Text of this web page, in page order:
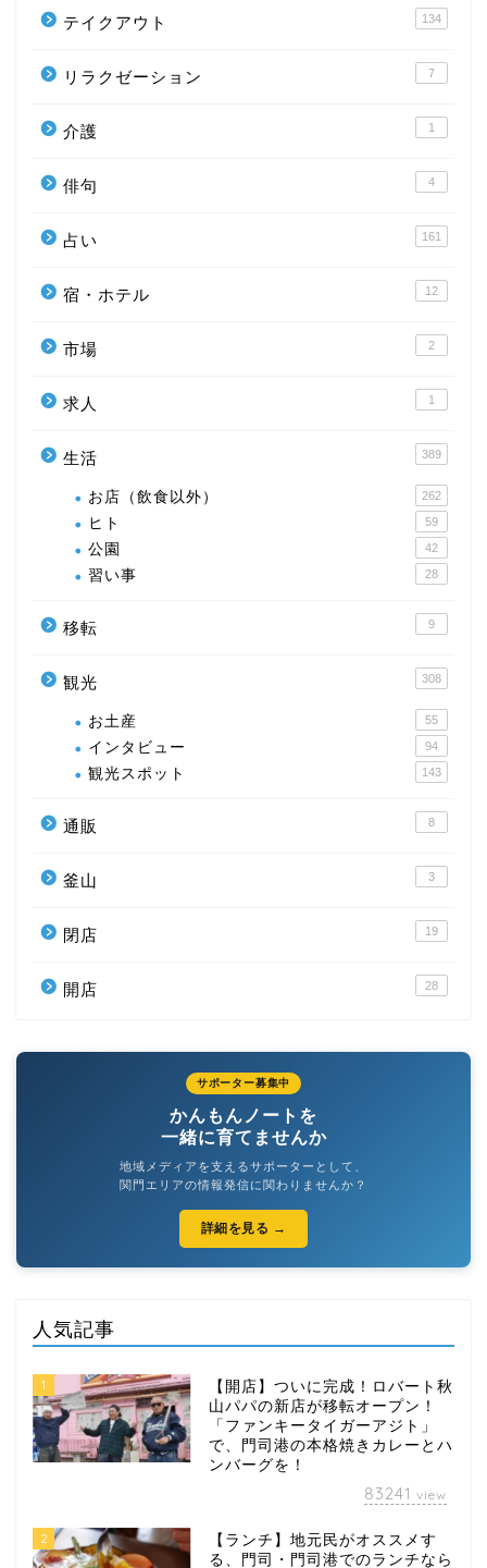
テイクアウト 134
リラクゼーション 7
介護 1
俳句 4
占い 161
宿・ホテル 12
市場 2
求人 1
生活 389
お店（飲食以外） 262
ヒト 59
公園 42
習い事 28
移転 9
観光 308
お土産 55
インタビュー 94
観光スポット 143
通販 8
釜山 3
閉店 19
開店 28
サポーター募集中
かんもんノートを
一緒に育てませんか
地域メディアを支えるサポーターとして、
関門エリアの情報発信に関わりませんか？
詳細を見る →
人気記事
1
【開店】ついに完成！ロバート秋
山パパの新店が移転オープン！
「ファンキータイガーアジト」
で、門司港の本格焼きカレーとハ
ンバーグを！
83241 view
2
【ランチ】地元民がオススメす
る、門司・門司港でのランチなら